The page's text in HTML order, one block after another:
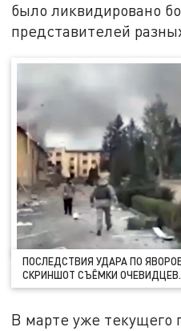
было ликвидировано
представителей
ПОСЛЕДСТВИЯ УДАРА ПО
СКРИНШОТ СЪЁМКИ ОЧЕВИДЦЕВ.
В марте уже текущего